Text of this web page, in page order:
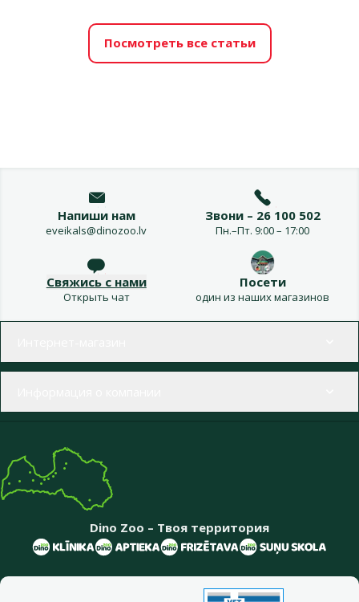
Посмотреть все статьи
Напиши нам
eveikals@dinozoo.lv
Звони – 26 100 502
Пн.–Пт. 9:00 – 17:00
Свяжись с нами
Открыть чат
Посети
один из наших магазинов
Dino Zoo – Твоя территория